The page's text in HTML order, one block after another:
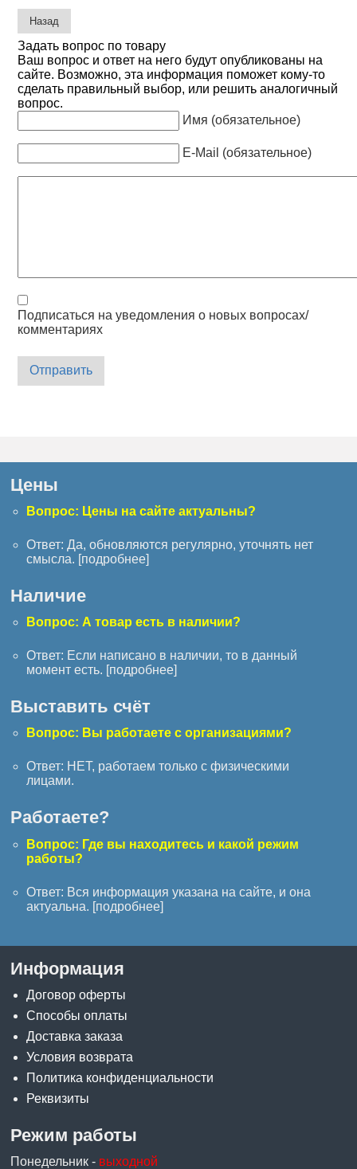
Задать вопрос по товару
Ваш вопрос и ответ на него будут опубликованы на
сайте. Возможно, эта информация поможет кому-то
сделать правильный выбор, или решить аналогичный
вопрос.
Имя (обязательное)
E-Mail (обязательное)
Подписаться на уведомления о новых вопросах/
комментариях
Отправить
Цены
Вопрос: Цены на сайте актуальны?
Ответ: Да, обновляются регулярно, уточнять нет
смысла. [подробнее]
Наличие
Вопрос: А товар есть в наличии?
Ответ: Если написано в наличии, то в данный
момент есть. [подробнее]
Выставить счёт
Вопрос: Вы работаете с организациями?
Ответ: НЕТ, работаем только с физическими
лицами.
Работаете?
Вопрос: Где вы находитесь и какой режим
работы?
Ответ: Вся информация указана на сайте, и она
актуальна. [подробнее]
Информация
Договор оферты
Способы оплаты
Доставка заказа
Условия возврата
Политика конфиденциальности
Реквизиты
Режим работы
Понедельник - выходной